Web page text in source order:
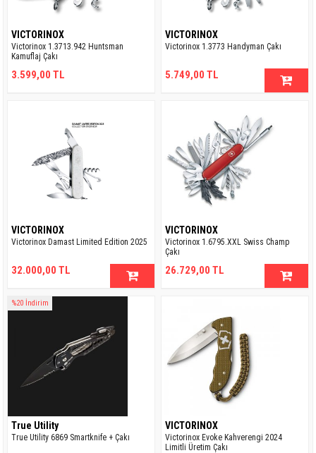
VICTORINOX
Victorinox 1.3713.942 Huntsman
Kamuflaj Çakı
3.599,00 TL
VICTORINOX
Victorinox 1.3773 Handyman Çakı
5.749,00 TL
VICTORINOX
Victorinox Damast Limited Edition 2025
32.000,00 TL
VICTORINOX
Victorinox 1.6795.XXL Swiss Champ
Çakı
26.729,00 TL
True Utility
True Utility 6869 Smartknife + Çakı
%20 İndirim
VICTORINOX
Victorinox Evoke Kahverengi 2024
Limitli Üretim Çakı